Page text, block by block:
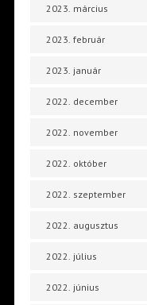
2023. március
2023. február
2023. január
2022. december
2022. november
2022. október
2022. szeptember
2022. augusztus
2022. július
2022. június